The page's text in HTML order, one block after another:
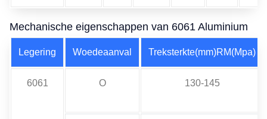
Mechanische eigenschappen van 6061 Aluminium
Legering Woedeaanval Treksterkte(mm)RM(Mpa)
6061 O 130-145